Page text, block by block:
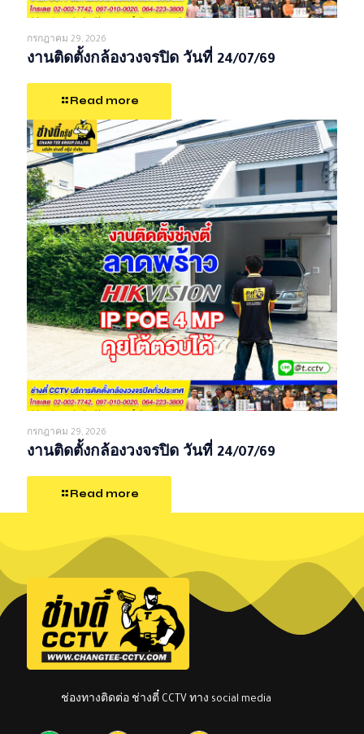
กรกฎาคม 29, 2026
งานติดตั้งกล้องวงจรปิด วันที่ 24/07/69
Read more
กรกฎาคม 29, 2026
งานติดตั้งกล้องวงจรปิด วันที่ 24/07/69
Read more
ช่องทางติดต่อ ช่างตี๋ CCTV ทาง social media